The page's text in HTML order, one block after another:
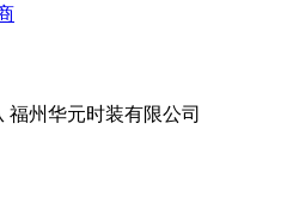
福州华元时装有限公司